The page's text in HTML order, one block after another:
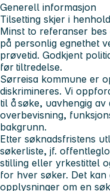
Generell informasjon
Tilsetting skjer i
Minst to referanser bes
på personlig egnethet
prøvetid. Godkjent
før tiltredelse.
Sørreisa kommune er
diskrimineres. Vi
til å søke, uavhengig
overbevisning,
bakgrunn.
Etter søknadsfristens
søkerliste, jf.
stilling eller yrkestittel
for hver søker. Det
opplysninger om en